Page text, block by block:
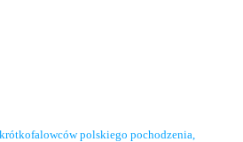
polskiego pochodzenia,